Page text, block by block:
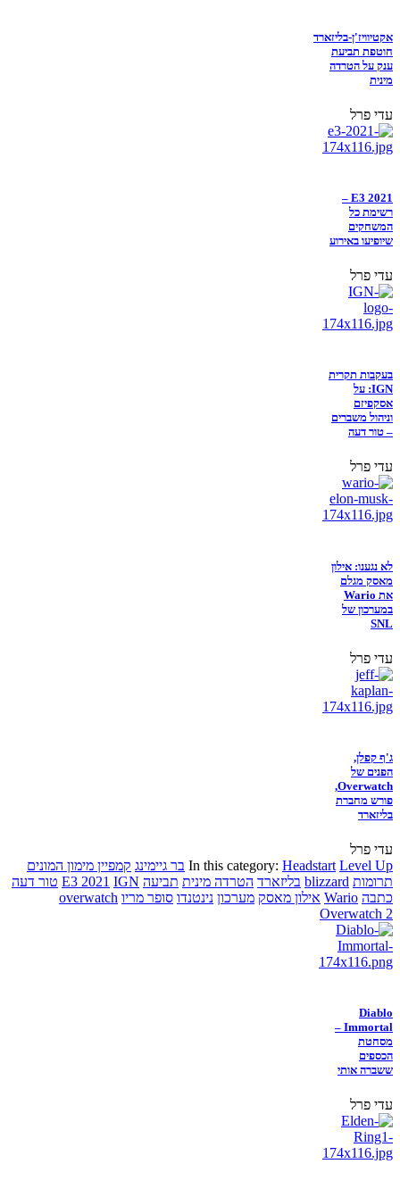
אקטיוויז'ן-בליזארד
חוטפת תביעת
ענק על הטרדה
מינית
עדי פרל
E3 2021 –
רשימת כל
המשחקים
שיופיעו באירוע
עדי פרל
בעקבות תקרית
IGN: על
אסקפיזם
וניהול משברים
– טור דעה
עדי פרל
לא נגענו: אילון
מאסק מגלם
את Wario
במערכון של
SNL
עדי פרל
ג'ף קפלן,
הפנים של
Overwatch,
פורש מחברת
בליזארד
עדי פרל
In this category: Headstart Level Up בר גיימינג קמפיין מימון המונים
תרומות blizzard בליזארד הטרדה מינית תביעה E3 2021 IGN
טור דעה
כתבה Wario אילון מאסק מערכון נינטנדו סופר מריו overwatch
Overwatch 2
Diablo
Immortal –
מסחטת
הכספים
ששברה אותי
עדי פרל